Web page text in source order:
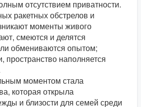
отсутствием приватности.
ракетных обстрелов и
моменты живого
смеются и делятся
обмениваются опытом;
пространство наполняется
моментом стала
которая открыла
и близости для семей среди